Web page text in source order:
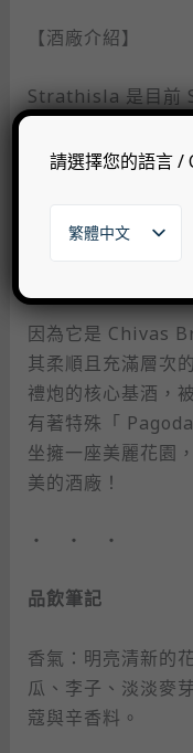
【酒廠介紹】
Strathisla 是目前
George Taylor 所
Miton；直到
因為它是 Chivas
其柔順且充滿層次
禮炮的核心基酒，
有著特殊「
坐擁一座美麗花園
美的酒廠！
・ ・ ・
品飲筆記
香氣：明亮清新的
瓜、李子、淡淡麥
蔻與辛香料。
請選擇您的語言
繁體中文
English
한국어